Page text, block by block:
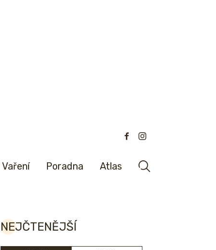
Vaření Poradna Atlas
NEJČTENĚJŠÍ